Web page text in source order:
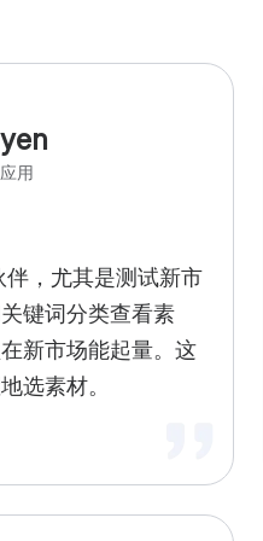
用
，尤其是测试新市
键词分类查看素
新市场能起量。这
选素材。